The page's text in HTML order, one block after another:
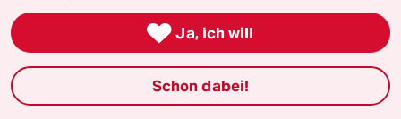
Rente
Hybrider Krieg
 Ja, ich will
Schon dabei!